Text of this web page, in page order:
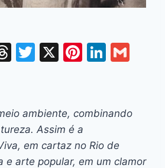
T
a
d
s
T
er
X
Pi
e
st
Li
e
n
l
ambiente, combinando
Assim é a
em cartaz no Rio de
e arte popular, em um clamor